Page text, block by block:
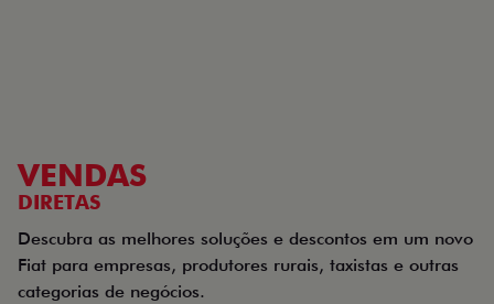
VENDAS
DIRETAS
Descubra as melhores soluções e descontos em um novo
Fiat para empresas, produtores rurais, taxistas e outras
categorias de negócios.